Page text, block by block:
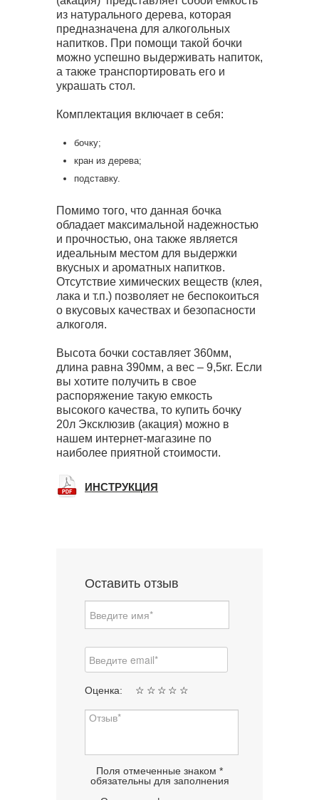
из натурального дерева, которая
предназначена для алкогольных
напитков. При помощи такой бочки
можно успешно выдерживать напиток,
а также транспортировать его и
украшать стол.
Комплектация включает в себя:
бочку;
кран из дерева;
подставку.
Помимо того, что данная бочка
обладает максимальной надежностью
и прочностью, она также является
идеальным местом для выдержки
вкусных и ароматных напитков.
Отсутствие химических веществ (клея,
лака и т.п.) позволяет не беспокоиться
о вкусовых качествах и безопасности
алкоголя.
Высота бочки составляет 360мм,
длина равна 390мм, а вес – 9,5кг. Если
вы хотите получить в свое
распоряжение такую емкость
высокого качества, то купить бочку
20л Эксклюзив (акация) можно в
нашем интернет-магазине по
наиболее приятной стоимости.
ИНСТРУКЦИЯ
Оставить отзыв
Оценка: ☆
☆
☆
☆
☆
Поля отмеченные знаком *
обязательны для заполнения